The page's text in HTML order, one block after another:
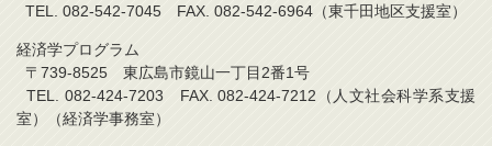
TEL. 082-542-7045 FAX. 082-542-6964（東千田地区支援室）
経済学プログラム
〒739-8525 東広島市鏡山一丁目2番1号
TEL. 082-424-7203 FAX. 082-424-7212（人文社会科学系支援
室）（経済学事務室）